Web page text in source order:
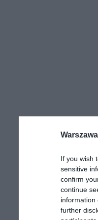
If you wish
sensitive
confirm
continue
information
further